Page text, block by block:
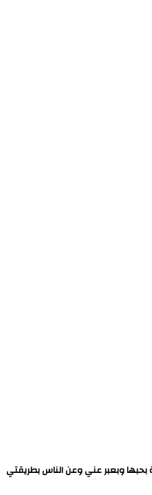
وبعبر عني وعن الناس بطريقتي